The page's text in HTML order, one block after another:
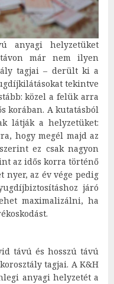
anyagi helyzetüket
távon már nem ilyen
tagjai – derült ki a
tekintve
közel a felük arra
korában. A kutatásból
látják a helyzetüket:
hogy megél majd az
ez csak nagyon
az idős korra történő
nyer, az év vége pedig
járó
maximalizálni, ha
távú és hosszú távú
tagjai. A K&H
anyagi helyzetét a